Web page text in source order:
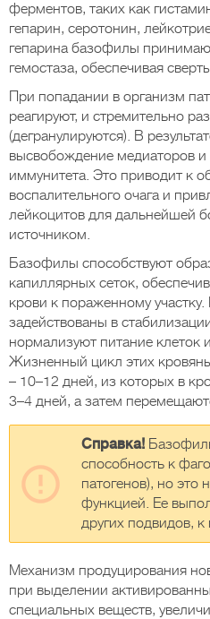
ферментов, таких как
гепарин, серотонин,
гепарина базофилы
гемостаза, обеспечивая
При попадании в организм
реагируют, и стремительно
(дегранулируются). В
высвобождение медиаторов
иммунитета. Это приводит к
воспалительного очага и
лейкоцитов для дальнейшей
источником.
Базофилы способствуют
капиллярных сеток,
крови к пораженному
задействованы в
нормализуют питание клеток
Жизненный цикл этих
– 10–12 дней, из которых в
3–4 дней, а затем
Справка!
способность к
патогенов), но это
функцией. Ее
других подвидов,
Механизм продуцирования
при выделении
специальных веществ,